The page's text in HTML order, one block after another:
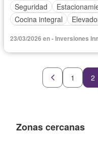
Seguridad
Cocina integral
Internet
Aire
Electricidad
Agua
Gas natural
Zonas
Recámara con closet
23/03/2026 en - Inversiones
1 2
Zonas cercanas